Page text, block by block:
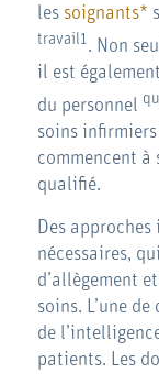
les soignants*
travail1 . Non
il est
du personnel
soins
commencent à
qualifié.
Des
nécessaires,
d’allègement
soins. L’une
de
patients. Les